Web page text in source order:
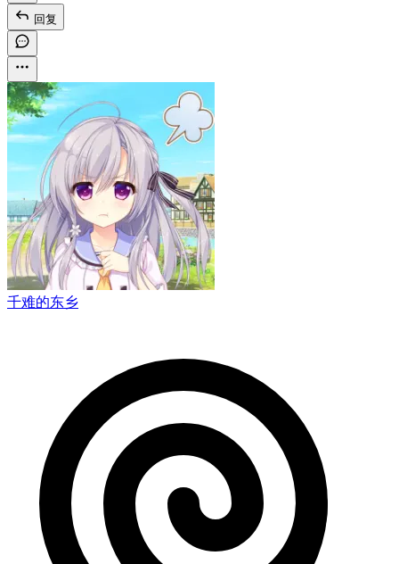
回复
千难的东乡